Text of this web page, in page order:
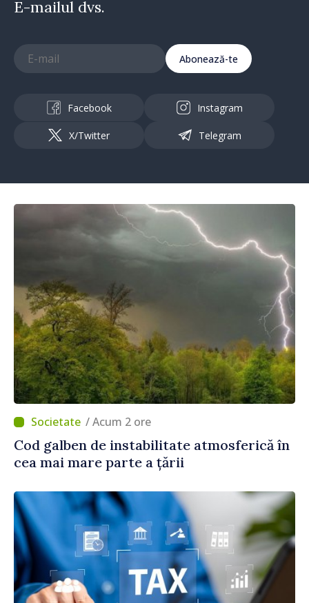
E-mailul dvs.
Abonează-te
Facebook Instagram
X/Twitter Telegram
/ Acum 2 ore
Cod galben de instabilitate atmosferică în
cea mai mare parte a țării